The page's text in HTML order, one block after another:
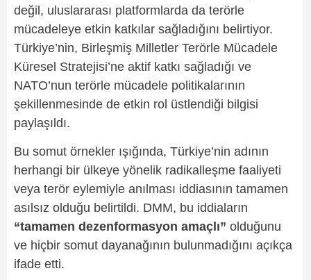
değil, uluslararası platformlarda da terörle
mücadeleye etkin katkılar sağladığını belirtiyor.
Türkiye’nin, Birleşmiş Milletler Terörle Mücadele
Küresel Stratejisi’ne aktif katkı sağladığı ve
NATO’nun terörle mücadele politikalarının
şekillenmesinde de etkin rol üstlendiği bilgisi
paylaşıldı.
Bu somut örnekler ışığında, Türkiye’nin adının
herhangi bir ülkeye yönelik radikalleşme faaliyeti
veya terör eylemiyle anılması iddiasının tamamen
asılsız olduğu belirtildi. DMM, bu iddiaların
“tamamen dezenformasyon amaçlı” olduğunu
ve hiçbir somut dayanağının bulunmadığını açıkça
ifade etti.